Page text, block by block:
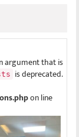
argument that is
is deprecated.
on line